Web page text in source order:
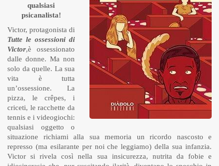
qualsiasi
psicanalista!
Victor, protagonista di
Tutte le ossessioni di
Victor,è ossessionato
dalle donne. Ma non
solo da quelle. La sua
vita è tutta
un’ossessione. La
pizza, le crêpes, i
criceti, le racchette da
tennis e i videogiochi:
qualsiasi oggetto o
situazione richiami alla sua memoria un ricordo nascosto e
represso (ma esilarante per noi che leggiamo) della sua infanzia.
Victor si rivela così nella sua insicurezza, nutrita da fobie e